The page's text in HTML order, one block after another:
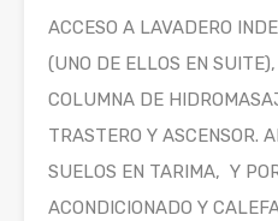
ACCESO A LAVADERO
(UNO DE ELLOS EN
COLUMNA DE
TRASTERO Y ASCENSOR.
SUELOS EN TARIMA, Y
ACONDICIONADO Y